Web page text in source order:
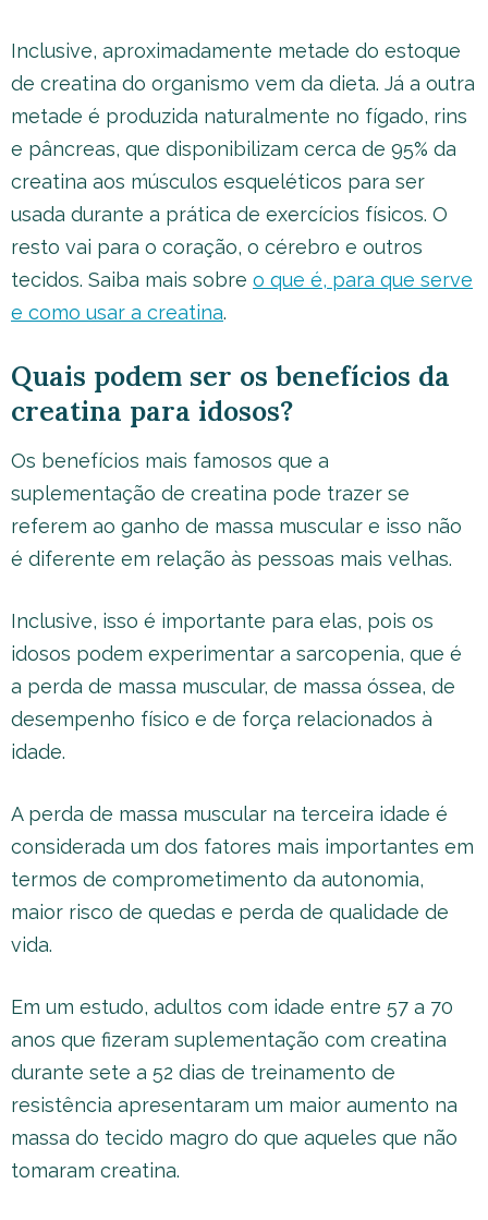
Inclusive, aproximadamente metade do estoque
de creatina do organismo vem da dieta. Já a outra
metade é produzida naturalmente no fígado, rins
e pâncreas, que disponibilizam cerca de 95% da
creatina aos músculos esqueléticos para ser
usada durante a prática de exercícios físicos. O
resto vai para o coração, o cérebro e outros
tecidos. Saiba mais sobre o que é, para que serve
e como usar a creatina.
Quais podem ser os benefícios da
creatina para idosos?
Os benefícios mais famosos que a
suplementação de creatina pode trazer se
referem ao ganho de massa muscular e isso não
é diferente em relação às pessoas mais velhas.
Inclusive, isso é importante para elas, pois os
idosos podem experimentar a sarcopenia, que é
a perda de massa muscular, de massa óssea, de
desempenho físico e de força relacionados à
idade.
A perda de massa muscular na terceira idade é
considerada um dos fatores mais importantes em
termos de comprometimento da autonomia,
maior risco de quedas e perda de qualidade de
vida.
Em um estudo, adultos com idade entre 57 a 70
anos que fizeram suplementação com creatina
durante sete a 52 dias de treinamento de
resistência apresentaram um maior aumento na
massa do tecido magro do que aqueles que não
tomaram creatina.